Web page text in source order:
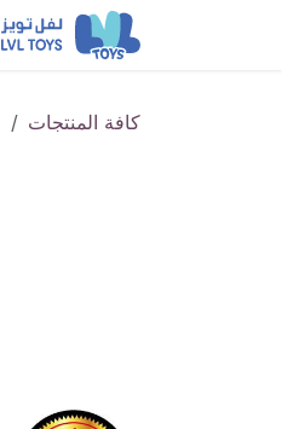
تخطي للذهاب إلى المحتوى
كافة المنتجات